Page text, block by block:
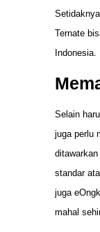
Ternate
Indonesia.
Selain
juga perlu
standar
juga
mahal